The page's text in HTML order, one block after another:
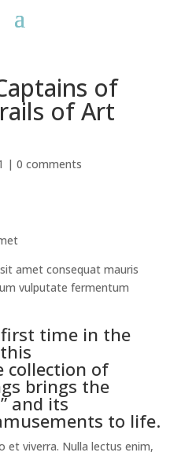
of
of Art
| 0 comments
amet consequat mauris
vulputate fermentum
time in the
collection of
brings the
and its
to life.
et viverra. Nulla lectus enim,